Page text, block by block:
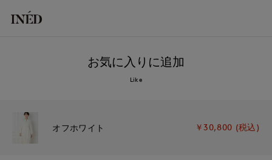
お気に入りに追加
Like
オフホワイト ￥30,800 (税込)